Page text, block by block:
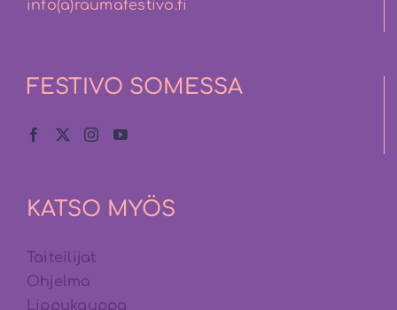
info(a)raumafestivo.fi
FESTIVO SOMESSA
KATSO MYÖS
Taiteilijat
Ohjelma
Lippukauppa